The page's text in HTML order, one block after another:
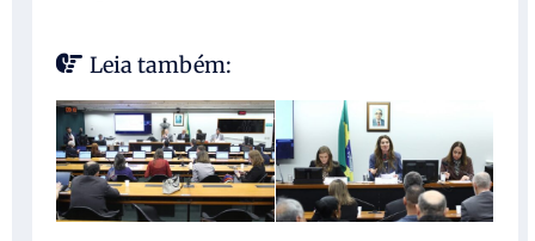
Leia também: